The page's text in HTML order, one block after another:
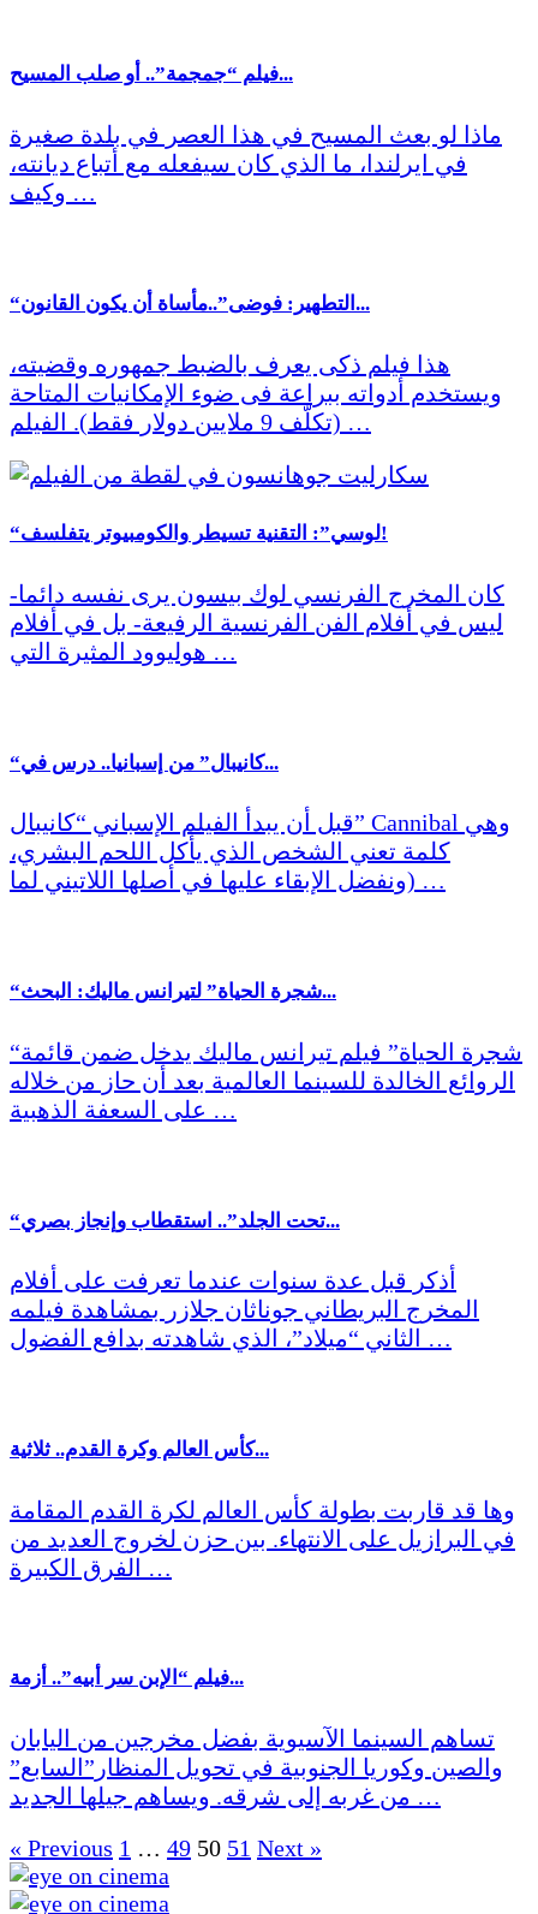
فيلم “جمجمة”.. أو صلب المسيح...
ماذا لو بعث المسيح في هذا العصر في بلدة صغيرة
في ايرلندا، ما الذي كان سيفعله مع أتباع ديانته،
وكيف …
“التطهير: فوضى”..مأساة أن يكون القانون...
هذا فيلم ذكى يعرف بالضبط جمهوره وقضيته،
ويستخدم أدواته ببراعة فى ضوء الإمكانيات المتاحة
(تكلّف 9 ملايين دولار فقط). الفيلم …
“لوسي”: التقنية تسيطر والكومبيوتر يتفلسف!
كان المخرج الفرنسي لوك بيسون يرى نفسه دائما-
ليس في أفلام الفن الفرنسية الرفيعة- بل في أفلام
هوليوود المثيرة التي …
“كانيبال” من إسبانيا.. درس في...
قبل أن يبدأ الفيلم الإسباني “كانيبال” Cannibal وهي
كلمة تعني الشخص الذي يأكل اللحم البشري،
(ونفضل الإبقاء عليها في أصلها اللاتيني لما …
“شجرة الحياة” لتيرانس ماليك: البحث...
“شجرة الحياة” فيلم تيرانس ماليك يدخل ضمن قائمة
الروائع الخالدة للسينما العالمية بعد أن حاز من خلاله
على السعفة الذهبية …
“تحت الجلد”.. استقطاب وإنجاز بصري...
أذكر قبل عدة سنوات عندما تعرفت على أفلام
المخرج البريطاني جوناثان جلازر بمشاهدة فيلمه
الثاني “ميلاد”، الذي شاهدته بدافع الفضول …
كأس العالم وكرة القدم.. ثلاثية...
وها قد قاربت بطولة كأس العالم لكرة القدم المقامة
في البرازيل على الانتهاء. بين حزن لخروج العديد من
الفرق الكبيرة …
فيلم “الإبن سر أبيه”.. أزمة...
تساهم السينما الآسيوية بفضل مخرجين من اليابان
والصين وكوريا الجنوبية في تحويل المنظار”السابع”
من غربه إلى شرقه. ويساهم جيلها الجديد …
« Previous 1 … 49 50 51 Next »